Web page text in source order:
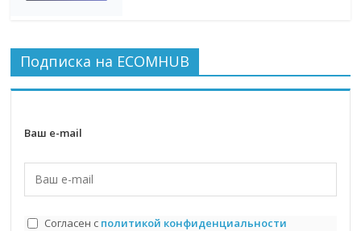
Подписка на ECOMHUB
Ваш e-mail
Согласен с политикой конфиденциальности